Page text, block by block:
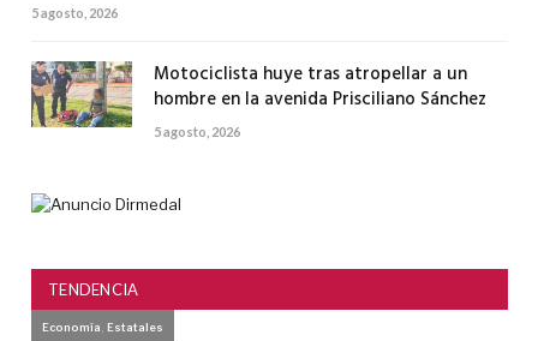
5 agosto, 2026
Motociclista huye tras atropellar a un
hombre en la avenida Prisciliano Sánchez
5 agosto, 2026
TENDENCIA